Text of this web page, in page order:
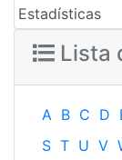
Estadísticas
Lista
A B C D
S T U V